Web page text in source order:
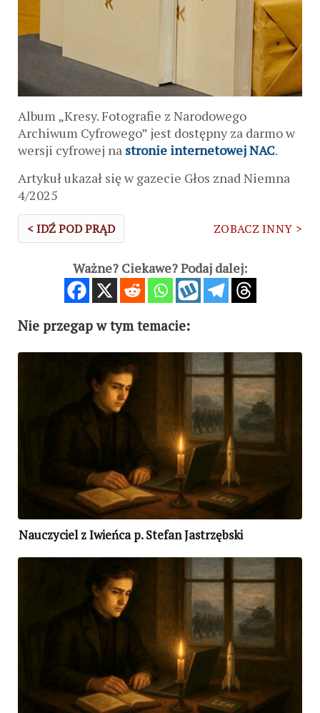
Album „Kresy. Fotografie z Narodowego
Archiwum Cyfrowego” jest dostępny za darmo w
wersji cyfrowej na stronie internetowej NAC.
Artykuł ukazał się w gazecie Głos znad Niemna
4/2025
< IDŹ POD PRĄD ZOBACZ INNY >
Ważne? Ciekawe? Podaj dalej:
Nie przegap w tym temacie:
Nauczyciel z Iwieńca p. Stefan Jastrzębski